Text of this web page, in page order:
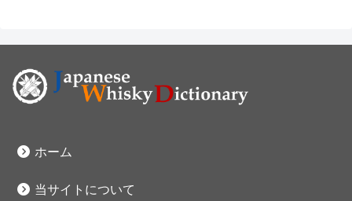
ホーム
当サイトについて